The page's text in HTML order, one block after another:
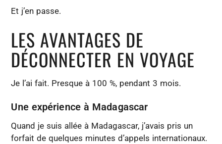
Et j’en passe.
LES AVANTAGES DE
DÉCONNECTER EN VOYAGE
Je l’ai fait. Presque à 100 %, pendant 3 mois.
Une expérience à Madagascar
Quand je suis allée à Madagascar, j’avais pris un
forfait de quelques minutes d’appels internationaux.